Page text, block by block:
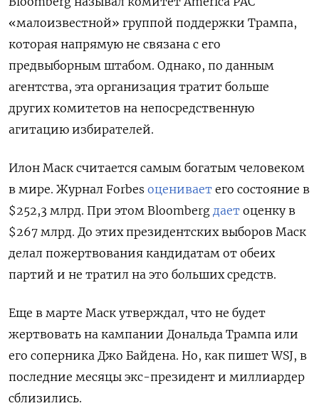
«малоизвестной» группой поддержки Трампа,
которая напрямую не связана с его
предвыборным штабом. Однако, по данным
агентства, эта организация тратит больше
других комитетов на непосредственную
агитацию избирателей.
Илон Маск считается самым богатым человеком
в мире. Журнал Forbes оценивает его состояние в
$252,3 млрд. При этом Bloomberg дает оценку в
$267 млрд. До этих президентских выборов Маск
делал пожертвования кандидатам от обеих
партий и не тратил на это больших средств.
Еще в марте Маск утверждал, что не будет
жертвовать на кампании Дональда Трампа или
его соперника Джо Байдена. Но, как пишет WSJ, в
последние месяцы экс-президент и миллиардер
сблизились.